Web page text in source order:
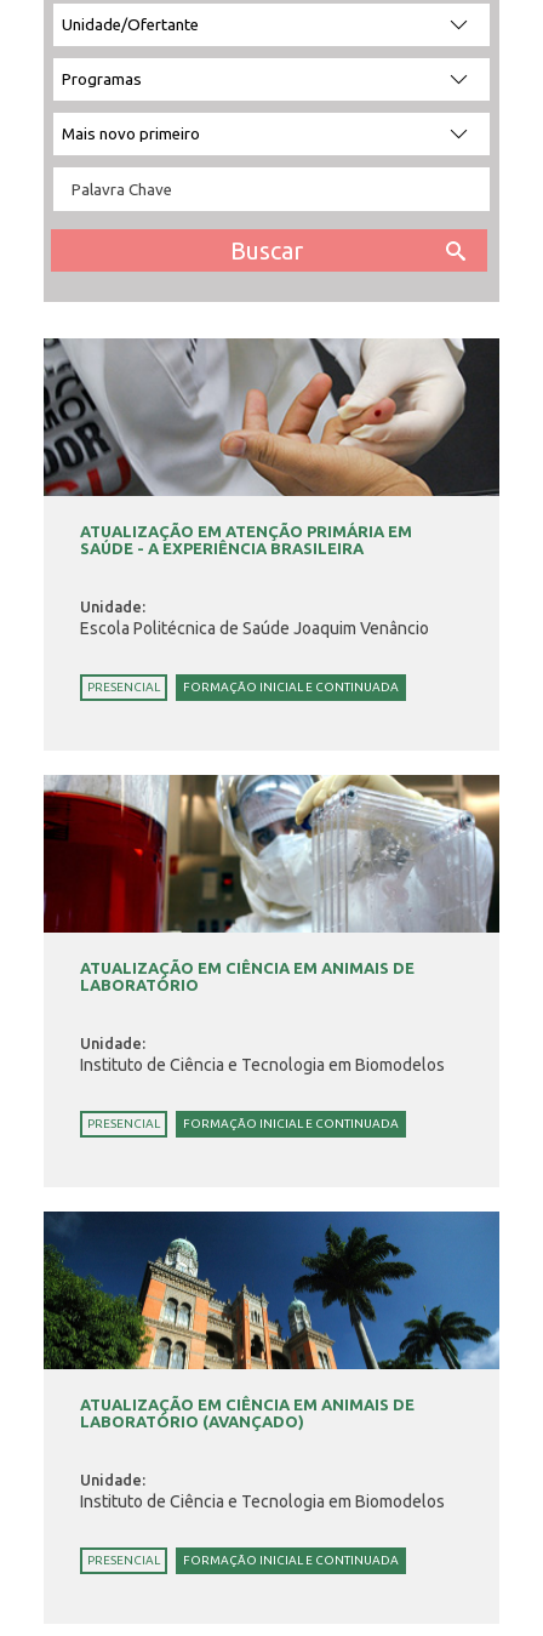
INSCRIÇÃO E SELEÇÃO
CONTATO
ATUALIZAÇÃO EM ATENÇÃO PRIMÁRIA EM
SAÚDE - A EXPERIÊNCIA BRASILEIRA
Unidade:
Escola Politécnica de Saúde Joaquim Venâncio
PRESENCIAL FORMAÇÃO INICIAL E CONTINUADA
ATUALIZAÇÃO EM CIÊNCIA EM ANIMAIS DE
LABORATÓRIO
Unidade:
Instituto de Ciência e Tecnologia em Biomodelos
PRESENCIAL FORMAÇÃO INICIAL E CONTINUADA
ATUALIZAÇÃO EM CIÊNCIA EM ANIMAIS DE
LABORATÓRIO (AVANÇADO)
Unidade:
Instituto de Ciência e Tecnologia em Biomodelos
PRESENCIAL FORMAÇÃO INICIAL E CONTINUADA